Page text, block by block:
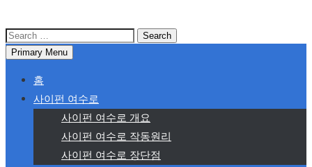
Search
for:Primary Menu
홈
사이펀 여수로
사이펀 여수로 개요
사이펀 여수로 작동원리
사이펀 여수로 장단점